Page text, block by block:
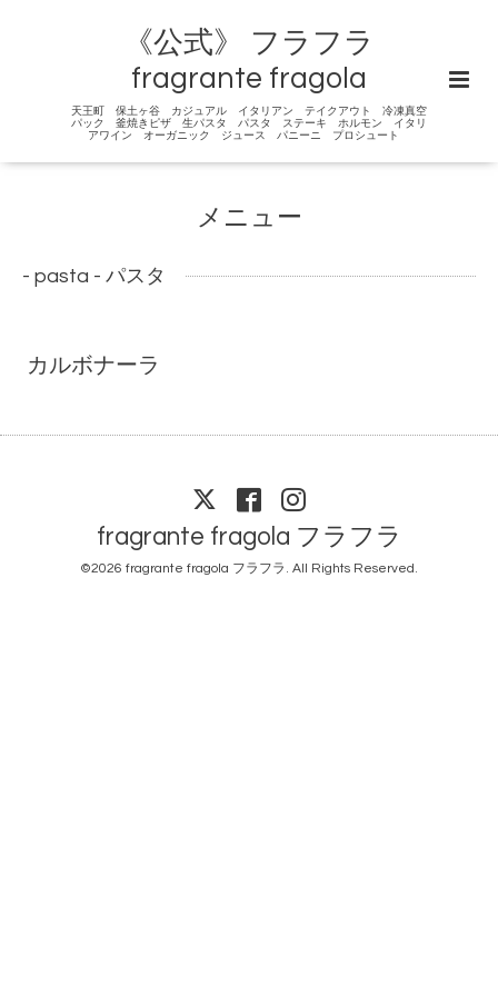
《公式》 フラフラ
fragrante fragola
天王町 保土ヶ谷 カジュアル イタリアン テイクアウト 冷凍真空
パック 釜焼きピザ 生パスタ パスタ ステーキ ホルモン イタリ
アワイン オーガニック ジュース パニーニ プロシュート
メニュー
- pasta - パスタ
カルボナーラ
fragrante fragola フラフラ
©2026 fragrante fragola フラフラ . All Rights Reserved.